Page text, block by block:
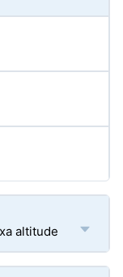
altitude